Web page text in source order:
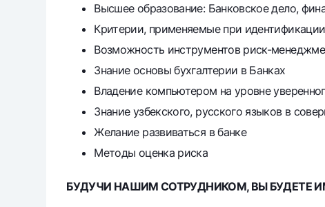
Высшее образование: Банковское дело,
Критерии, применяемые при
Возможность инструментов риск-
Знание основы бухгалтерии в Банках
Владение компьютером на уровне
Знание узбекского, русского языков в
Желание развиваться в банке
Методы оценка риска
БУДУЧИ НАШИМ СОТРУДНИКОМ, ВЫ БУДЕТЕ